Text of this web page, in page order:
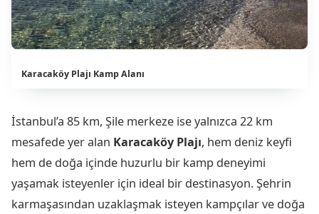
Karacaköy Plajı Kamp Alanı
İstanbul’a 85 km, Şile merkeze ise yalnızca 22 km
mesafede yer alan Karacaköy Plajı, hem deniz keyfi
hem de doğa içinde huzurlu bir kamp deneyimi
yaşamak isteyenler için ideal bir destinasyon. Şehrin
karmaşasından uzaklaşmak isteyen kampçılar ve doğa